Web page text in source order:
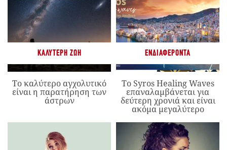
ΚΑΛΎΤΕΡΗ ΖΩΉ
Το καλύτερο αγχολυτικό
είναι η παρατήρηση των
άστρων
ΕΝΔΙΑΦΈΡΟΝΤΑ
Το Syros Healing Waves
επαναλαμβάνεται για
δεύτερη χρονιά και είναι
ακόμα μεγαλύτερο